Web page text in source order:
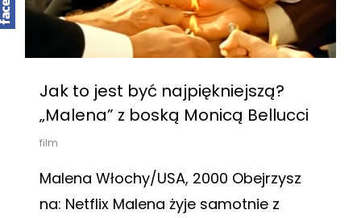
Jak to jest być najpiękniejszą?
„Malena” z boską Monicą Bellucci
film
Malena Włochy/USA, 2000 Obejrzysz
na: Netflix Malena żyje samotnie z